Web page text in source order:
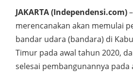
JAKARTA (Independensi.com)
merencanakan akan memulai
bandar udara (bandara) di
Timur pada awal tahun 2020,
selesai pembangunannya pada